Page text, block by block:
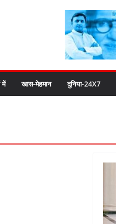
में खास-मेहमान दुनिया-24X7